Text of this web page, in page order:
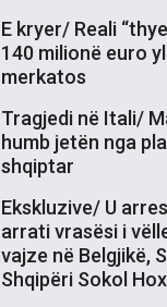
E kryer/ Reali
140 milionë euro
merkatos
Tragjedi në Itali/
humb jetën nga
shqiptar
Ekskluzive/ U
arrati vrasësi i
vajze në Belgjikë,
Shqipëri Sokol